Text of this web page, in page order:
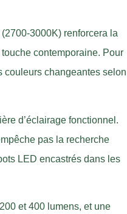
3000K) renforcera la
contemporaine. Pour
couleurs changeantes selon
d’éclairage fonctionnel.
pas la recherche
LED encastrés dans les
et 400 lumens, et une